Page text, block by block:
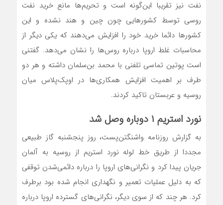
نفت نیز تقریبا این‌گونه است و تحریم‌ها مانع خرید نفت
روسی توسط کشورهایی چون چین و هند نشده و این
کشورها دائما خرید خود را افزایش می‌دهند که یکی دیگر از
محاسبات غلط اروپا درباره روس‌ها را نشان می‌دهد. گفتنی
است پوتین تماسی تلفنی با محمد بن‌سلمان داشته و هر دو
طرف بر اهمیت افزایش همکاری‌ها در اوپک‌پلاس میان
روسیه و عربستان تاکید کردند.
نورد استریم ۱ دوباره وصل شد
به گزارش روزنامه واشنگتن‌پست، روز پنجشنبه گاز طبیعی
مجددا از طریق خط لوله نورد استریم از روسیه به آلمان
جریان پیدا کرد و نگرانی‌های اروپا را درباره دائمی‌شدن توقفی
که به‌ دلیل عملیات تعمیر و نگهداری انجام شده بود برطرف
کرد. هر چند که از سوی دیگر، نگرانی‌های گسترده اروپا درباره